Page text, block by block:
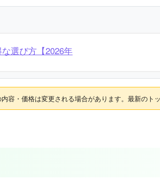
選び方【2026年
容・価格は変更される場合があります。最新のト